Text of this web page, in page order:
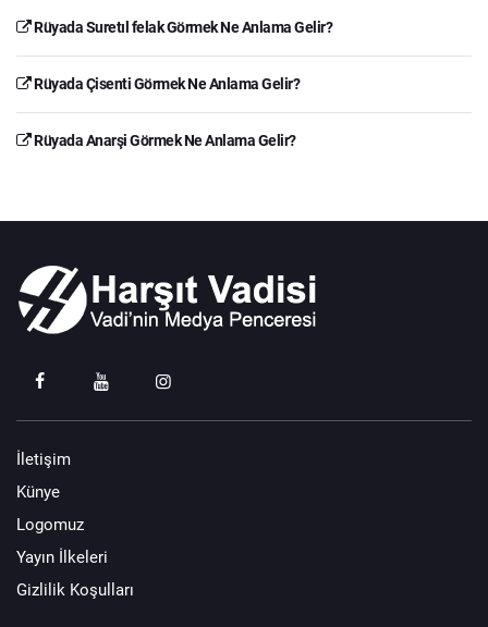
Rüyada Suretıl felak Görmek Ne Anlama Gelir?
Rüyada Çisenti Görmek Ne Anlama Gelir?
Rüyada Anarşi Görmek Ne Anlama Gelir?
İletişim
Künye
Logomuz
Yayın İlkeleri
Gizlilik Koşulları